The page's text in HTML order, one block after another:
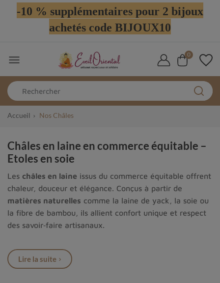
-10 % supplémentaires pour 2 bijoux
achetés code BIJOUX10
 0
Accueil Nos Châles
Châles en laine en commerce équitable –
Etoles en soie
Les châles en laine issus du commerce équitable offrent
chaleur, douceur et élégance. Conçus à partir de
matières naturelles comme la laine de yack, la soie ou
la fibre de bambou, ils allient confort unique et respect
des savoir‑faire artisanaux.
garantissant unefabrication éthique
rémunération juste pour les artisans. Broderies fines,
Lire la suite